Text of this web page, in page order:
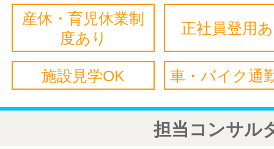
産休・育児休業制
度あり
正社員登用
施設見学OK 車・バイク通
担当コンサル